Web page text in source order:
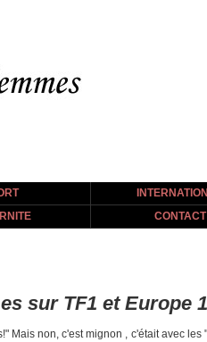
CONTACT
sur TF1 et Europe 1
Mais non, c'est mignon , c'était avec les